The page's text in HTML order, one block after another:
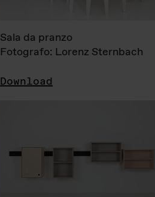
Sala da pranzo
Fotografo: Lorenz Sternbach
Download